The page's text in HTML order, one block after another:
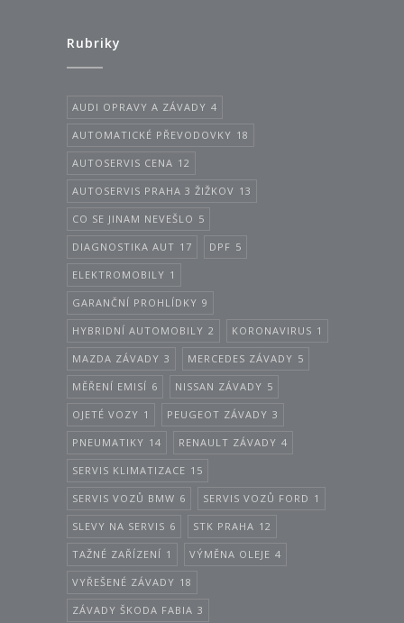
Rubriky
AUDI OPRAVY A ZÁVADY 4
AUTOMATICKÉ PŘEVODOVKY 18
AUTOSERVIS CENA 12
AUTOSERVIS PRAHA 3 ŽIŽKOV 13
CO SE JINAM NEVEŠLO 5
DIAGNOSTIKA AUT 17 DPF 5
ELEKTROMOBILY 1
GARANČNÍ PROHLÍDKY 9
HYBRIDNÍ AUTOMOBILY 2 KORONAVIRUS 1
MAZDA ZÁVADY 3 MERCEDES ZÁVADY 5
MĚŘENÍ EMISÍ 6 NISSAN ZÁVADY 5
OJETÉ VOZY 1 PEUGEOT ZÁVADY 3
PNEUMATIKY 14 RENAULT ZÁVADY 4
SERVIS KLIMATIZACE 15
SERVIS VOZŮ BMW 6 SERVIS VOZŮ FORD 1
SLEVY NA SERVIS 6 STK PRAHA 12
TAŽNÉ ZAŘÍZENÍ 1 VÝMĚNA OLEJE 4
VYŘEŠENÉ ZÁVADY 18
ZÁVADY ŠKODA FABIA 3